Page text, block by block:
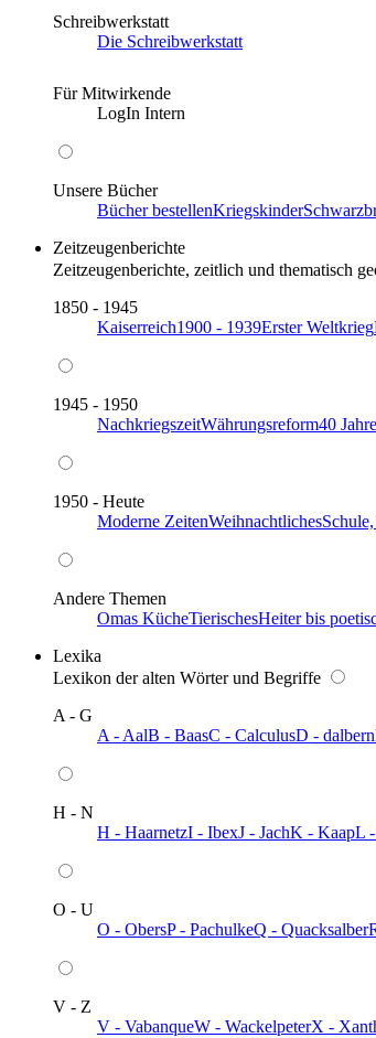
Schreibwerkstatt
Die Schreibwerkstatt
Für Mitwirkende
LogIn Intern
Unsere Bücher
Bücher bestellenKriegskinder
Zeitzeugenberichte
Zeitzeugenberichte, zeitlich und thematisch
1850 - 1945
Kaiserreich1900 - 1939Erster Weltkrieg
1945 - 1950
NachkriegszeitWährungsreform40
1950 - Heute
Moderne ZeitenWeihnachtliches
Andere Themen
Omas KücheTierischesHeiter bis
Lexika
Lexikon der alten Wörter und Begriffe
A - G
A - AalB - BaasC - CalculusD - dalbern
H - N
H - HaarnetzI - IbexJ - JachK - KaapL
O - U
O - ObersP - PachulkeQ - Quacksalber
V - Z
V - VabanqueW - WackelpeterX -